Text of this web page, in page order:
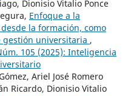
Dionisio Vitalio Ponce
Enfoque a la
la formación, como
gestión universitaria ,
105 (2025): Inteligencia
Ariel José Romero
Ricardo, Dionisio Vitalio